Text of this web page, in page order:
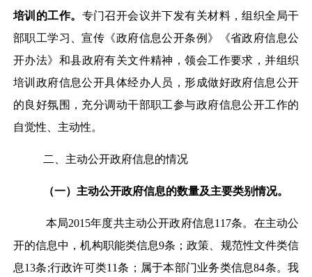
培训的工作。 专门召开会议并下发有关材料，组织全局干
部职工学习、宣传《政府信息公开条例》
《省政府信息公
开办法》 和县政府有关文件精神，领会工作要求，并组织
培训政府信息公开具体经办人员，形成做好政府信息公开
的良好氛围，充分调动干部职工参与政府信息公开工作的
自觉性、主动性。
二、主动公开政府信息的情况
（一）主动公开政府信息的数量及主要类别情况。
本局2015年度共主动公开政府信息117条。在主动公
开的信息中，机构职能类信息9条；政策、规范性文件类信
息13条;行政许可类11条；属于本部门业务类信息84条。我